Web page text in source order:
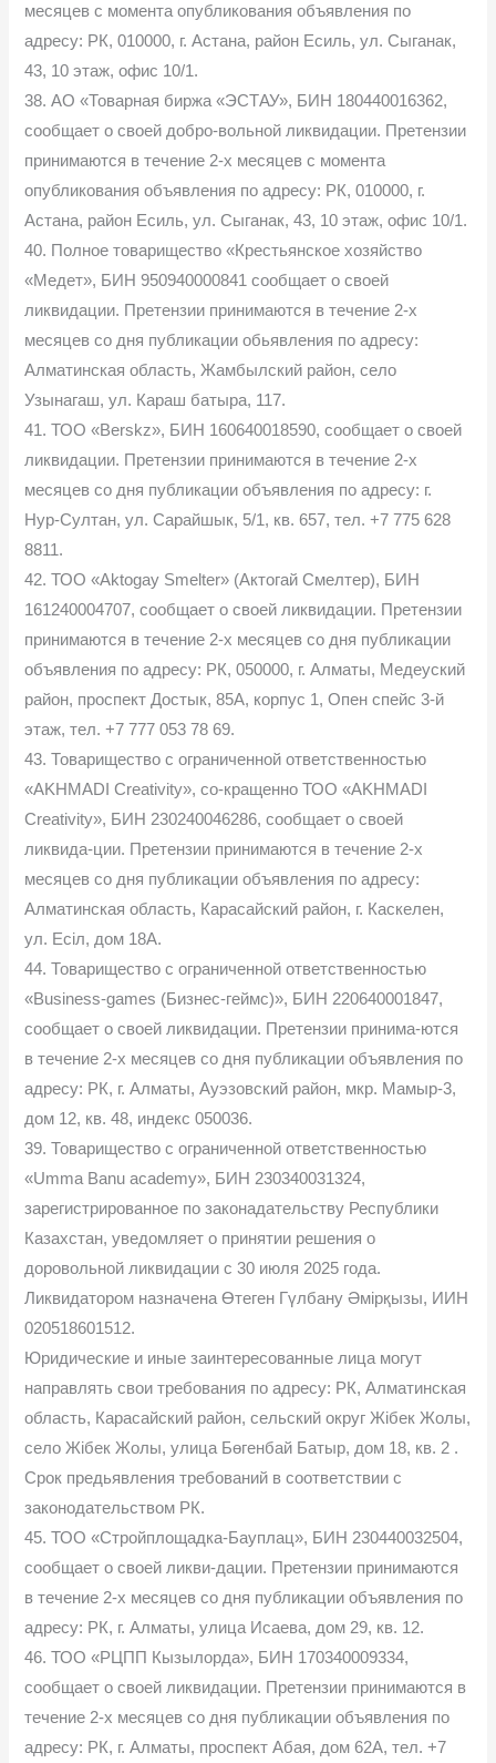
месяцев с момента опубликования объявления по
адресу: РК, 010000, г. Астана, район Есиль, ул. Сыганак,
43, 10 этаж, офис 10/1.
38. АО «Товарная биржа «ЭСТАУ», БИН 180440016362,
сообщает о своей добро-вольной ликвидации. Претензии
принимаются в течение 2-х месяцев с момента
опубликования объявления по адресу: РК, 010000, г.
Астана, район Есиль, ул. Сыганак, 43, 10 этаж, офис 10/1.
40. Полное товарищество «Крестьянское хозяйство
«Медет», БИН 950940000841 сообщает о своей
ликвидации. Претензии принимаются в течение 2-х
месяцев со дня публикации обьявления по адресу:
Алматинская область, Жамбылский район, село
Узынагаш, ул. Караш батыра, 117.
41. ТОО «Berskz», БИН 160640018590, сообщает о своей
ликвидации. Претензии принимаются в течение 2-х
месяцев со дня публикации объявления по адресу: г.
Нур-Султан, ул. Сарайшык, 5/1, кв. 657, тел. +7 775 628
8811.
42. ТОО «Aktogay Smelter» (Актогай Смелтер), БИН
161240004707, сообщает о своей ликвидации. Претензии
принимаются в течение 2-х месяцев со дня публикации
объявления по адресу: РК, 050000, г. Алматы, Медеуский
район, проспект Достык, 85А, корпус 1, Опен спейс 3-й
этаж, тел. +7 777 053 78 69.
43. Товарищество с ограниченной ответственностью
«AKHMADI Creativity», со-кращенно ТОО «AKHMADI
Creativity», БИН 230240046286, сообщает о своей
ликвида-ции. Претензии принимаются в течение 2-х
месяцев со дня публикации объявления по адресу:
Алматинская область, Карасайский район, г. Каскелен,
ул. Есіл, дом 18А.
44. Товарищество с ограниченной ответственностью
«Business-games (Бизнес-геймс)», БИН 220640001847,
сообщает о своей ликвидации. Претензии принима-ются
в течение 2-х месяцев со дня публикации объявления по
адресу: РК, г. Алматы, Ауэзовский район, мкр. Мамыр-3,
дом 12, кв. 48, индекс 050036.
39. Товарищество с ограниченной ответственностью
«Umma Banu academy», БИН 230340031324,
зарегистрированное по законадательству Республики
Казахстан, уведомляет о принятии решения о
доровольной ликвидации с 30 июля 2025 года.
Ликвидатором назначена Өтеген Гүлбану Əмірқызы, ИИН
020518601512.
Юридические и иные заинтересованные лица могут
направлять свои требования по адресу: РК, Алматинская
область, Карасайский район, сельский округ Жібек Жолы,
село Жібек Жолы, улица Бөгенбай Батыр, дом 18, кв. 2 .
Срок предьявления требований в соответствии с
законодательством РК.
45. ТОО «Стройплощадка-Бауплац», БИН 230440032504,
сообщает о своей ликви-дации. Претензии принимаются
в течение 2-х месяцев со дня публикации объявления по
адресу: РК, г. Алматы, улица Исаева, дом 29, кв. 12.
46. ТОО «РЦПП Кызылорда», БИН 170340009334,
сообщает о своей ликвидации. Претензии принимаются в
течение 2-х месяцев со дня публикации объявления по
адресу: РК, г. Алматы, проспект Абая, дом 62А, тел. +7